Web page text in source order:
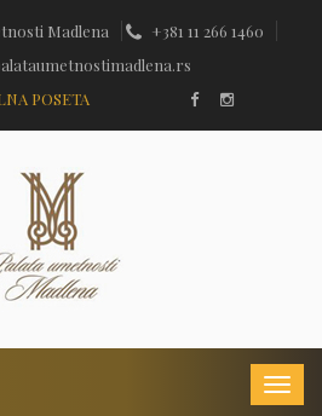
Madlena
+381 11 266 1460
POSETA